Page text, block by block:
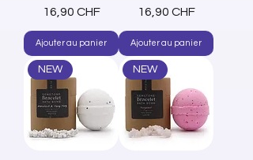
Prix
16,90 CHF
Ajouter au panier
Prix
16,90 CHF
Ajouter au panier
NEW NEW